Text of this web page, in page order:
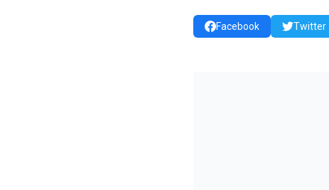
Facebook Twitter